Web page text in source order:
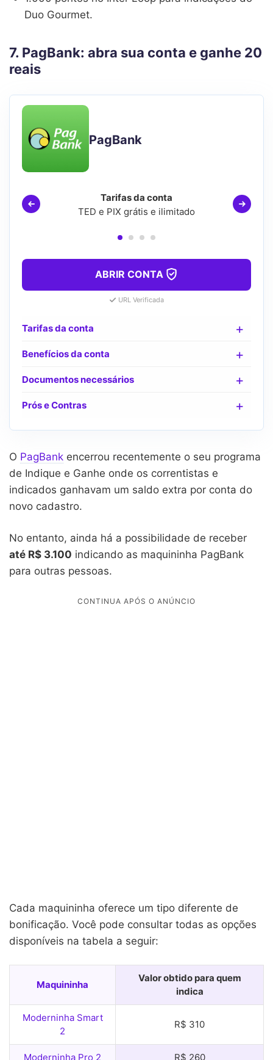
Duo Gourmet.
7. PagBank: abra sua conta e ganhe 20
reais
PagBank
Tarifas da conta
TED e PIX grátis e ilimitado
ABRIR CONTA
URL Verificada
Tarifas da conta
Benefícios da conta
Documentos necessários
Prós e Contras
O PagBank encerrou recentemente o seu programa
de Indique e Ganhe onde os correntistas e
indicados ganhavam um saldo extra por conta do
novo cadastro.
No entanto, ainda há a possibilidade de receber
até R$ 3.100 indicando as maquininha PagBank
para outras pessoas.
Cada maquininha oferece um tipo diferente de
bonificação. Você pode consultar todas as opções
disponíveis na tabela a seguir:
Maquininha
Valor obtido para quem
indica
Moderninha Smart
2
R$ 310
Moderninha Pro 2 R$ 260